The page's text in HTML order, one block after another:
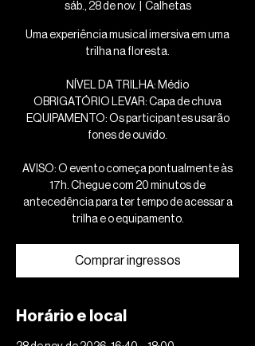
sáb., 28 de nov. Calhetas
Uma experiência musical imersiva em uma
trilha na floresta.
NÍVEL DA TRILHA: Médio
OBRIGATÓRIO LEVAR: Capa de chuva
EQUIPAMENTO: Os participantes usarão
fones de ouvido.
AVISO: O evento começa pontualmente às
17h. Chegue com 20 minutos de
antecedência para ter tempo de acessar a
trilha e o equipamento.
Comprar ingressos
Horário e local